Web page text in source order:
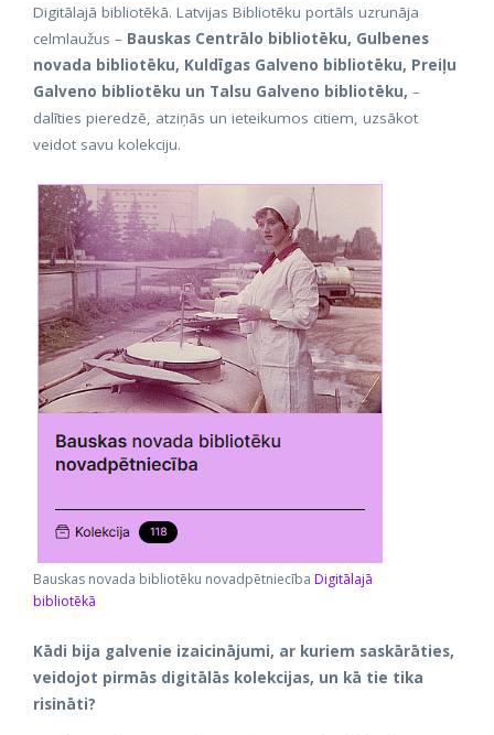
Digitālajā bibliotēkā. Latvijas Bibliotēku portāls uzrunāja
celmlaužus – Bauskas Centrālo bibliotēku, Gulbenes
novada bibliotēku, Kuldīgas Galveno bibliotēku, Preiļu
Galveno bibliotēku un Talsu Galveno bibliotēku, –
dalīties pieredzē, atziņās un ieteikumos citiem, uzsākot
veidot savu kolekciju.
Bauskas novada bibliotēku novadpētniecība Digitālajā
bibliotēkā
Kādi bija galvenie izaicinājumi, ar kuriem saskārāties,
veidojot pirmās digitālās kolekcijas, un kā tie tika
risināti?